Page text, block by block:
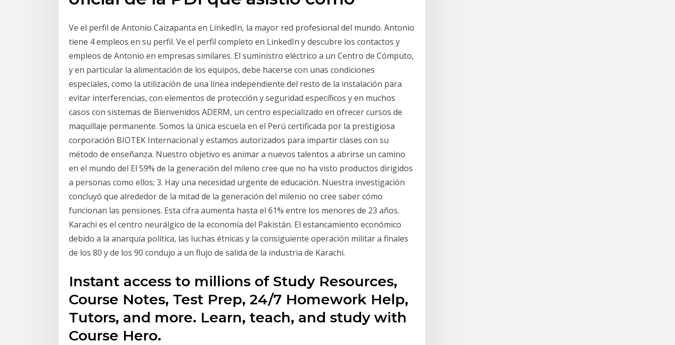
Ve el perfil de Antonio Caizapanta en LinkedIn, la mayor red profesional del mundo. Antonio
tiene 4 empleos en su perfil. Ve el perfil completo en LinkedIn y descubre los contactos y
empleos de Antonio en empresas similares. El suministro eléctrico a un Centro de Cómputo,
y en particular la alimentación de los equipos, debe hacerse con unas condiciones
especiales, como la utilización de una línea independiente del resto de la instalación para
evitar interferencias, con elementos de protección y seguridad específicos y en muchos
casos con sistemas de Bienvenidos ADERM, un centro especializado en ofrecer cursos de
maquillaje permanente. Somos la única escuela en el Perú certificada por la prestigiosa
corporación BIOTEK Internacional y estamos autorizados para impartir clases con su
método de enseñanza. Nuestro objetivo es animar a nuevos talentos a abrirse un camino
en el mundo del El 59% de la generación del mileno cree que no ha visto productos dirigidos
a personas como ellos; 3. Hay una necesidad urgente de educación. Nuestra investigación
concluyó que alrededor de la mitad de la generación del milenio no cree saber cómo
funcionan las pensiones. Esta cifra aumenta hasta el 61% entre los menores de 23 años.
Karachi es el centro neurálgico de la economía del Pakistán. El estancamiento económico
debido a la anarquía política, las luchas étnicas y la consiguiente operación militar a finales
de los 80 y de los 90 condujo a un flujo de salida de la industria de Karachi.
Instant access to millions of Study Resources,
Course Notes, Test Prep, 24/7 Homework Help,
Tutors, and more. Learn, teach, and study with
Course Hero.